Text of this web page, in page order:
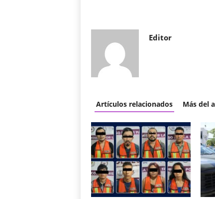
Editor
Artículos relacionados Más del